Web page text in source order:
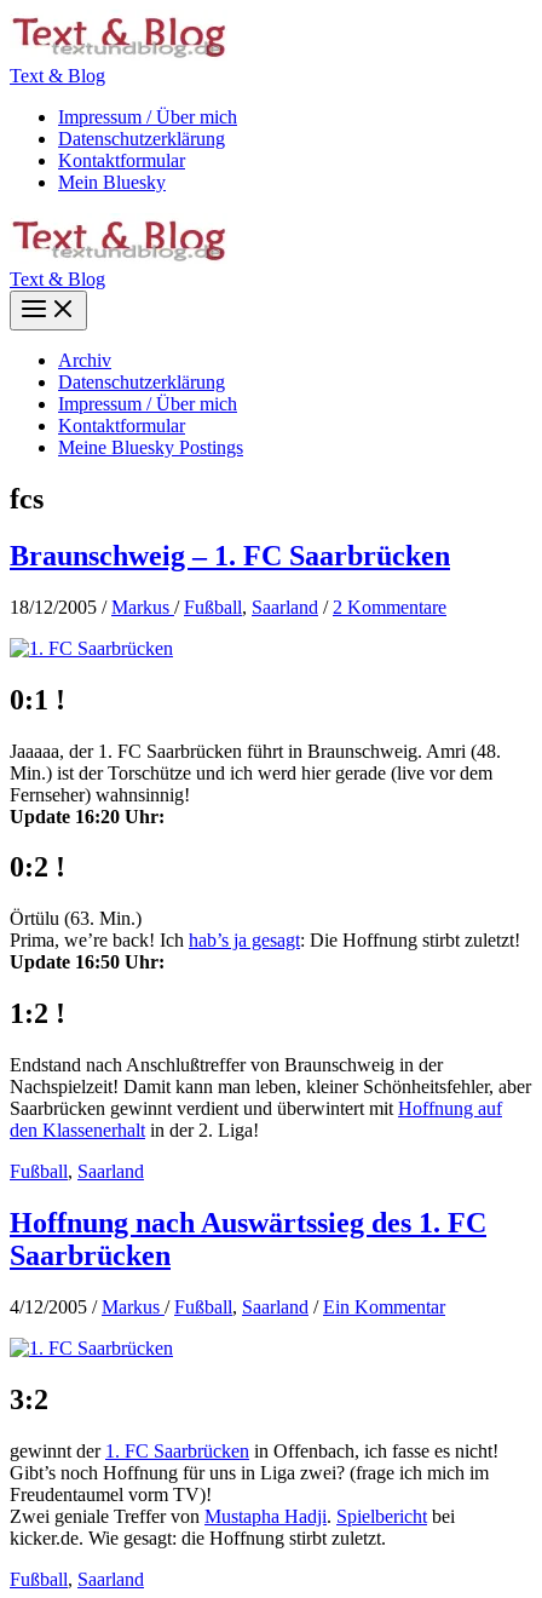
Zum
Inhalt
Text & Blog
Impressum / Über mich
Datenschutzerklärung
Kontaktformular
Mein Bluesky
Text & Blog
Main
Menu
Archiv
Datenschutzerklärung
Impressum / Über mich
Kontaktformular
Meine Bluesky Postings
fcs
Braunschweig – 1. FC Saarbrücken
18/12/2005 /Markus /Fußball, Saarland / 2 Kommentare
0:1 !
Jaaaaa, der 1. FC Saarbrücken führt in Braunschweig. Amri (48.
Min.) ist der Torschütze und ich werd hier gerade (live vor dem
Fernseher) wahnsinnig!
Update 16:20 Uhr:
0:2 !
Örtülu (63. Min.)
Prima, we’re back! Ich hab’s ja gesagt: Die Hoffnung stirbt zuletzt!
Update 16:50 Uhr:
1:2 !
Endstand nach Anschlußtreffer von Braunschweig in der
Nachspielzeit! Damit kann man leben, kleiner Schönheitsfehler, aber
Saarbrücken gewinnt verdient und überwintert mit Hoffnung auf
den Klassenerhalt in der 2. Liga!
Fußball, Saarland
Hoffnung nach Auswärtssieg des 1. FC
Saarbrücken
4/12/2005 /Markus /Fußball, Saarland /Ein Kommentar
3:2
gewinnt der 1. FC Saarbrücken in Offenbach, ich fasse es nicht!
Gibt’s noch Hoffnung für uns in Liga zwei? (frage ich mich im
Freudentaumel vorm TV)!
Zwei geniale Treffer von Mustapha Hadji. Spielbericht bei
kicker.de. Wie gesagt: die Hoffnung stirbt zuletzt.
Fußball, Saarland